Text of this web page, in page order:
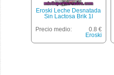
Eroski Leche Desnatada
Sin Lactosa Brik 1l
Precio medio:
0.8 €
Eroski